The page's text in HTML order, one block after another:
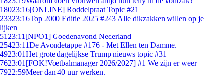
18023:16[ONLINE] Roddelpraat Topic #21
23323:16Top 2000 Editie 2025 #243 Alle dikzakken willen op je
lijken
51 23:11 [NPO1] Goedenavond Nederland
25423:11De Avondetappe #176 - Met Ellen ten Damme.
4923:01Het grote dagelijkse Trump nieuws topic #31
7623:01 [FOK!Voetbalmanager 2026/2027] #1 We zijn er weer
7922:59Meer dan 40 uur werken.